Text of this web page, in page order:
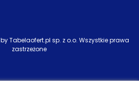
by Tabelaofert.pl sp. z o.o. Wszystkie prawa
zastrzeżone